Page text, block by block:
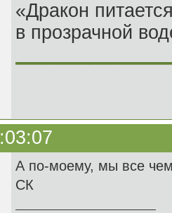
«Дракон
в прозрачной
А по-моему, мы все
СК